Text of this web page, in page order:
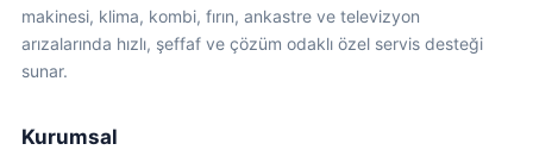
makinesi, klima, kombi, fırın, ankastre ve televizyon
arızalarında hızlı, şeffaf ve çözüm odaklı özel servis desteği
sunar.
Kurumsal